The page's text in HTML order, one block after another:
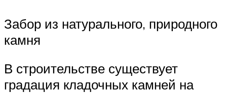
Забор из натурального, природного
камня
В строительстве существует
градация кладочных камней на